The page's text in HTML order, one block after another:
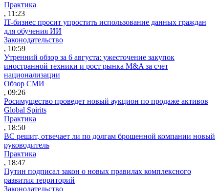
Практика
, 11:23
IT-бизнес просит упростить использование данных граждан
для обучения ИИ
Законодательство
, 10:59
Утренний обзор за 6 августа: ужесточение закупок
иностранной техники и рост рынка M&A за счет
национализации
Обзор СМИ
, 09:26
Росимущество проведет новый аукцион по продаже активов
Global Spirits
Практика
, 18:50
ВС решит, отвечает ли по долгам брошенной компании новый
руководитель
Практика
, 18:47
Путин подписал закон о новых правилах комплексного
развития территорий
Законодательство